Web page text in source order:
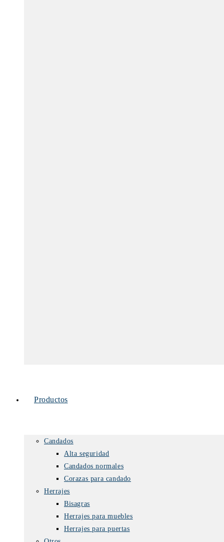
Productos
Candados
Alta seguridad
Candados normales
Corazas para candado
Herrajes
Bisagras
Herrajes para muebles
Herrajes para puertas